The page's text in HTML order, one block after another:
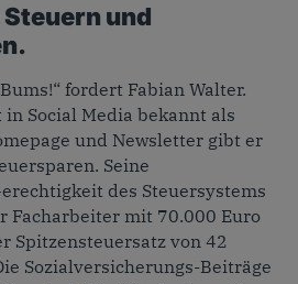
und
fordert Fabian Walter.
Social Media bekannt als
und Newsletter gibt er
Seine
des Steuersystems
Facharbeiter mit 70.000 Euro
Spitzensteuersatz von 42
Sozialversicherungs-Beiträge